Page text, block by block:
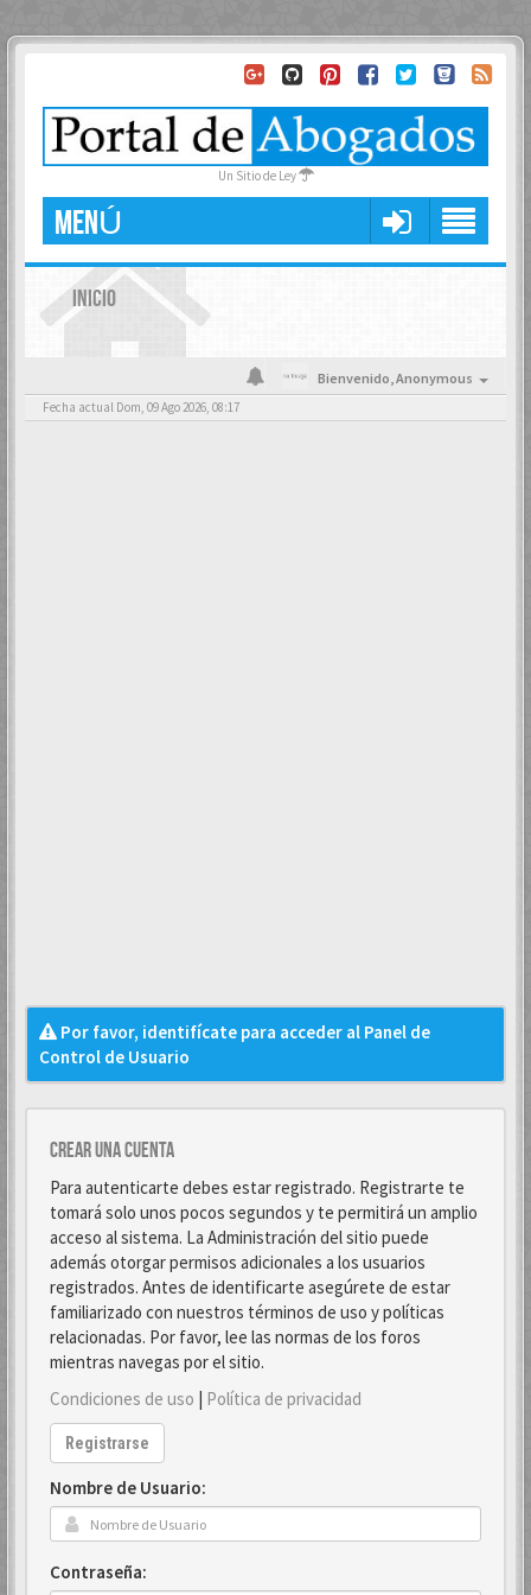
Un Sitio de Ley
MENÚ
INICIO
Bienvenido,Anonymous
Fecha actual Dom, 09 Ago 2026, 08:17
Por favor, identifícate para acceder al Panel de
Control de Usuario
Crear una cuenta
Para autenticarte debes estar registrado. Registrarte te
tomará solo unos pocos segundos y te permitirá un amplio
acceso al sistema. La Administración del sitio puede
además otorgar permisos adicionales a los usuarios
registrados. Antes de identificarte asegúrete de estar
familiarizado con nuestros términos de uso y políticas
relacionadas. Por favor, lee las normas de los foros
mientras navegas por el sitio.
Condiciones de uso | Política de privacidad
Registrarse
Nombre de Usuario:
Contraseña: